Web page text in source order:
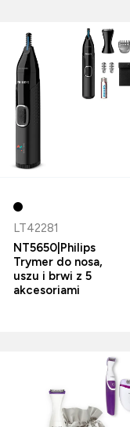
LT42281
NT5650|Philips
Trymer do nosa,
uszu i brwi z 5
akcesoriami